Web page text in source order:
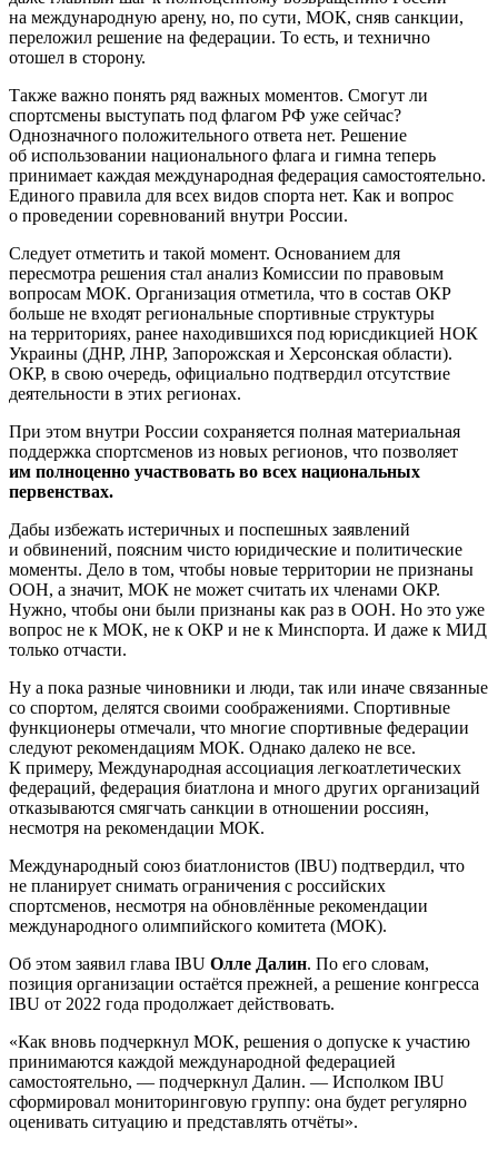
на международную арену, но, по сути, МОК, сняв санкции,
переложил решение на федерации. То есть, и технично
отошел в сторону.
Также важно понять ряд важных моментов. Смогут ли
спортсмены выступать под флагом РФ уже сейчас?
Однозначного положительного ответа нет. Решение
об использовании национального флага и гимна теперь
принимает каждая международная федерация самостоятельно.
Единого правила для всех видов спорта нет. Как и вопрос
о проведении соревнований внутри России.
Следует отметить и такой момент. Основанием для
пересмотра решения стал анализ Комиссии по правовым
вопросам МОК. Организация отметила, что в состав ОКР
больше не входят региональные спортивные структуры
на территориях, ранее находившихся под юрисдикцией НОК
Украины (ДНР, ЛНР, Запорожская и Херсонская области).
ОКР, в свою очередь, официально подтвердил отсутствие
деятельности в этих регионах.
При этом внутри России сохраняется полная материальная
поддержка спортсменов из новых регионов, что позволяет
им полноценно участвовать во всех национальных
первенствах.
Дабы избежать истеричных и поспешных заявлений
и обвинений, поясним чисто юридические и политические
моменты. Дело в том, чтобы новые территории не признаны
ООН, а значит, МОК не может считать их членами ОКР.
Нужно, чтобы они были признаны как раз в ООН. Но это уже
вопрос не к МОК, не к ОКР и не к Минспорта. И даже к МИД
только отчасти.
Ну а пока разные чиновники и люди, так или иначе связанные
со спортом, делятся своими соображениями. Спортивные
функционеры отмечали, что многие спортивные федерации
следуют рекомендациям МОК. Однако далеко не все.
К примеру, Международная ассоциация легкоатлетических
федераций, федерация биатлона и много других организаций
отказываются смягчать санкции в отношении россиян,
несмотря на рекомендации МОК.
Международный союз биатлонистов (IBU) подтвердил, что
не планирует снимать ограничения с российских
спортсменов, несмотря на обновлённые рекомендации
международного олимпийского комитета (МОК).
Об этом заявил глава IBU Олле Далин. По его словам,
позиция организации остаётся прежней, а решение конгресса
IBU от 2022 года продолжает действовать.
«Как вновь подчеркнул МОК, решения о допуске к участию
принимаются каждой международной федерацией
самостоятельно, — подчеркнул Далин. — Исполком IBU
сформировал мониторинговую группу: она будет регулярно
оценивать ситуацию и представлять отчёты».